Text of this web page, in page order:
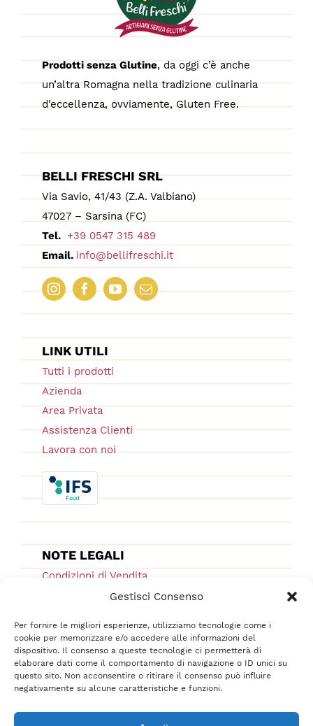
Gestisci Consenso
Per fornire le migliori esperienze, utilizziamo tecnologie come i
cookie per memorizzare e/o accedere alle informazioni del
dispositivo. Il consenso a queste tecnologie ci permetterà di
elaborare dati come il comportamento di navigazione o ID unici su
questo sito. Non acconsentire o ritirare il consenso può influire
negativamente su alcune caratteristiche e funzioni.
Prodotti senza Glutine, da oggi c’è anche
un’altra Romagna nella tradizione culinaria
d’eccellenza, ovviamente, Gluten Free.
BELLI FRESCHI SRL
Via Savio, 41/43 (Z.A. Valbiano)
47027 – Sarsina (FC)
Tel. +39 0547 315 489
Email. info@bellifreschi.it
LINK UTILI
Tutti i prodotti
Azienda
Area Privata
Assistenza Clienti
Lavora con noi
NOTE LEGALI
Condizioni di Vendita
Ordini e Spedizioni
Cookie Low
F.A.Q.